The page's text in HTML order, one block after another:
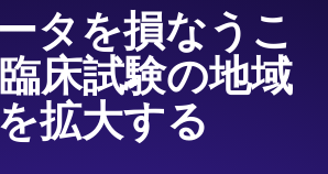
タを損なうこ
床試験の地域
拡大する